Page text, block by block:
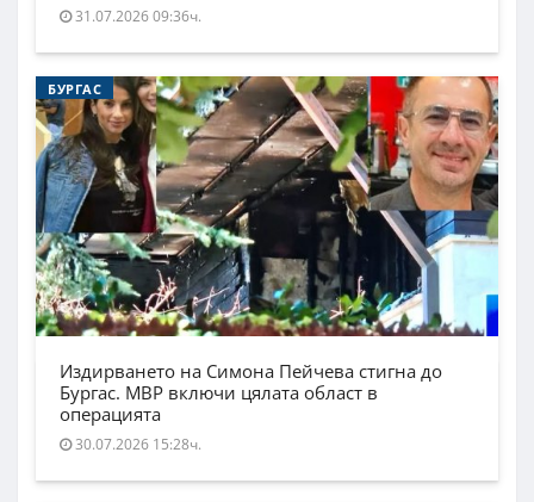
31.07.2026 09:36ч.
БУРГАС
Издирването на Симона Пейчева стигна до
Бургас. МВР включи цялата област в
операцията
30.07.2026 15:28ч.